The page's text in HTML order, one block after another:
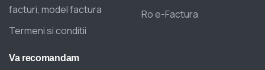
facturi, model factura
Termeni si conditii
Ro e-Factura
Va recomandam